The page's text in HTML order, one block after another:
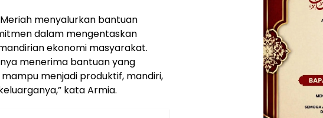
menyalurkan bantuan
dalam mengentaskan
ekonomi masyarakat.
menerima bantuan yang
menjadi produktif, mandiri,
kata Armia.